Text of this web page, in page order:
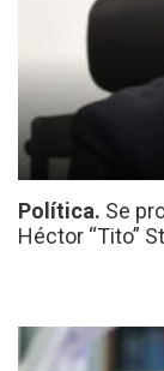
Política. Se
Héctor “Tito”